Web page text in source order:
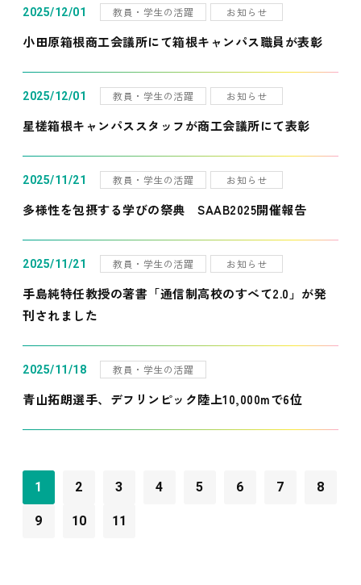
2025/12/01 教員・学生の活躍 お知らせ
小田原箱根商工会議所にて箱根キャンパス職員が表彰
2025/12/01 教員・学生の活躍 お知らせ
星槎箱根キャンパススタッフが商工会議所にて表彰
2025/11/21 教員・学生の活躍 お知らせ
多様性を包摂する学びの祭典 SAAB2025開催報告
2025/11/21 教員・学生の活躍 お知らせ
手島純特任教授の著書「通信制高校のすべて2.0」が発
刊されました
2025/11/18 教員・学生の活躍
青山拓朗選手、デフリンピック陸上10,000mで6位
1 2 3 4 5 6 7 8
9 10 11